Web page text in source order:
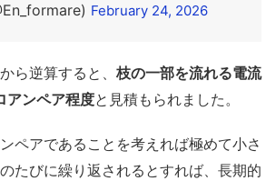
February 24, 2026
ら逆算すると、 枝の一部を流れる電流
アンペア程度と見積もられました。
ペアであることを考えれば極めて小さ
たびに繰り返されるとすれば、長期的